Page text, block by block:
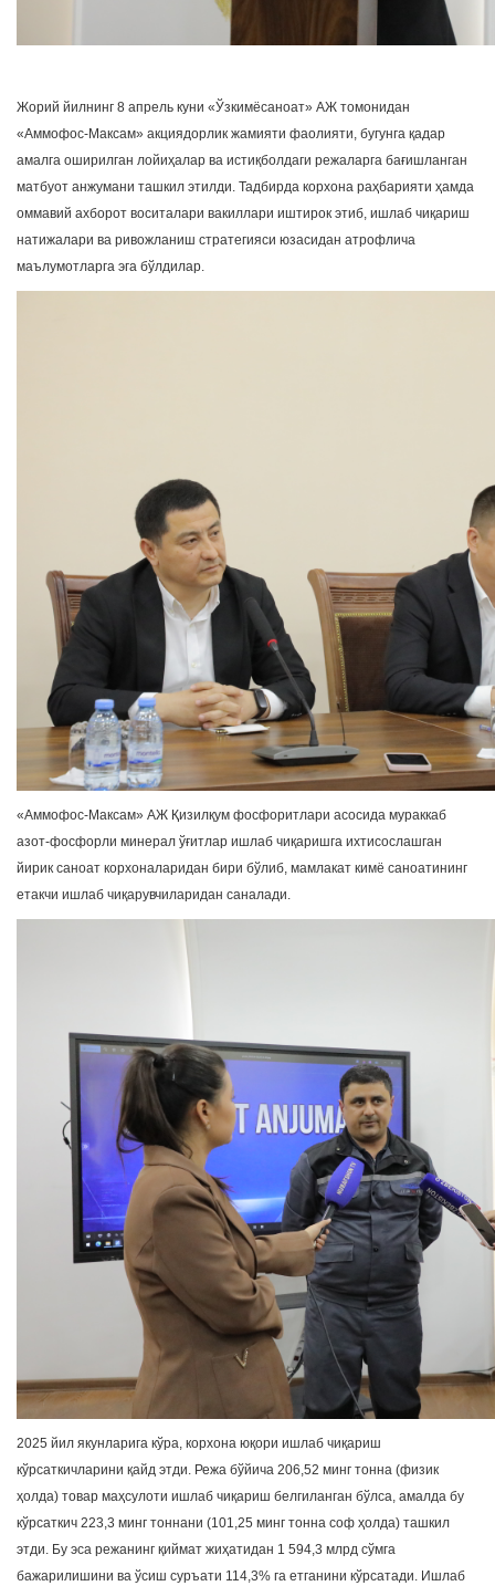
Жорий йилнинг 8 апрель куни «Ўзкимёсаноат» АЖ томонидан
«Аммофос-Максам» акциядорлик жамияти фаолияти, бугунга қадар
амалга оширилган лойиҳалар ва истиқболдаги режаларга бағишланган
матбуот анжумани ташкил этилди. Тадбирда корхона раҳбарияти ҳамда
оммавий ахборот воситалари вакиллари иштирок этиб, ишлаб чиқариш
натижалари ва ривожланиш стратегияси юзасидан атрофлича
маълумотларга эга бўлдилар.
«Аммофос-Максам» АЖ Қизилқум фосфоритлари асосида мураккаб
азот-фосфорли минерал ўғитлар ишлаб чиқаришга ихтисослашган
йирик саноат корхоналаридан бири бўлиб, мамлакат кимё саноатининг
етакчи ишлаб чиқарувчиларидан саналади.
2025 йил якунларига кўра, корхона юқори ишлаб чиқариш
кўрсаткичларини қайд этди. Режа бўйича 206,52 минг тонна (физик
ҳолда) товар маҳсулоти ишлаб чиқариш белгиланган бўлса, амалда бу
кўрсаткич 223,3 минг тоннани (101,25 минг тонна соф ҳолда) ташкил
этди. Бу эса режанинг қиймат жиҳатидан 1 594,3 млрд сўмга
бажарилишини ва ўсиш суръати 114,3% га етганини кўрсатади. Ишлаб